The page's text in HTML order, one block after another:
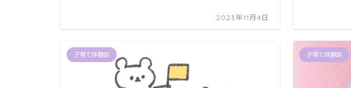
2023年11月4日
子育て体験談 子育て体験談